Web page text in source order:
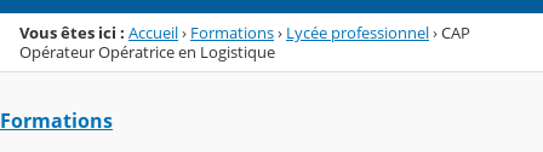
Vous êtes ici : Accueil› Formations› Lycée professionnel›CAP
Opérateur Opératrice en Logistique
Formations